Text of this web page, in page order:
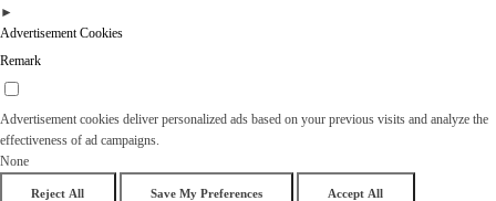
►
Advertisement Cookies
Remark
Advertisement cookies deliver personalized ads based on your previous visits and analyze the
effectiveness of ad campaigns.
None
Reject All Save My Preferences Accept All